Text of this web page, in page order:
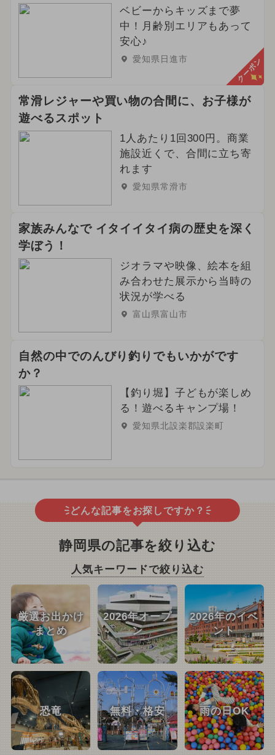
ベビーからキッズまで夢
中！月齢別エリアもあって
安心♪
愛知県日進市 クーポン
常滑レジャーや買い物の合間に、お子様が
遊べるスポット
1人あたり1回300円。商業
施設近くで、合間に立ち寄
れます
愛知県常滑市
家族みんなで イタイイタイ病の歴史を深く
学ぼう！
ジオラマや映像、絵本を組
み合わせた展示から当時の
状況が学べる
富山県富山市
自然の中でのんびり釣りでもいかがです
か？
【釣り堀】子どもが楽しめ
る！遊べるキャンプ場！
愛知県北設楽郡設楽町
どんな記事をお探しですか？
静岡県の記事を絞り込む
人気キーワードで絞り込む
厳選お出かけ
まとめ
2026年オープ
ン
2026年のイベ
ント
恐竜 無料・格安 雨の日OK